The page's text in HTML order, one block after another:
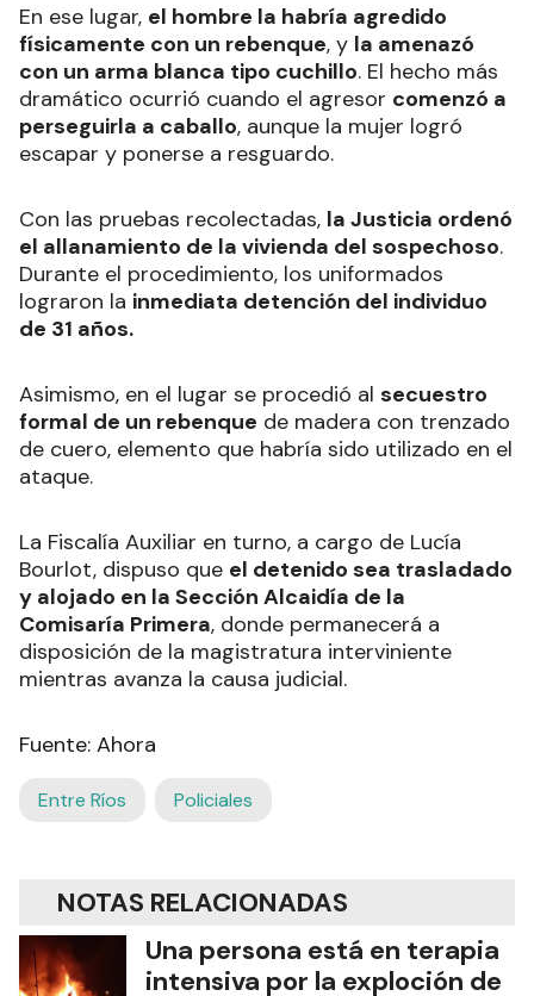
En ese lugar, el hombre la habría agredido
físicamente con un rebenque, y la amenazó
con un arma blanca tipo cuchillo. El hecho más
dramático ocurrió cuando el agresor comenzó a
perseguirla a caballo, aunque la mujer logró
escapar y ponerse a resguardo.
Con las pruebas recolectadas, la Justicia ordenó
el allanamiento de la vivienda del sospechoso.
Durante el procedimiento, los uniformados
lograron la inmediata detención del individuo
de 31 años.
Asimismo, en el lugar se procedió al secuestro
formal de un rebenque de madera con trenzado
de cuero, elemento que habría sido utilizado en el
ataque.
La Fiscalía Auxiliar en turno, a cargo de Lucía
Bourlot, dispuso que el detenido sea trasladado
y alojado en la Sección Alcaidía de la
Comisaría Primera, donde permanecerá a
disposición de la magistratura interviniente
mientras avanza la causa judicial.
Fuente: Ahora
Entre Ríos Policiales
NOTAS RELACIONADAS
Una persona está en terapia
intensiva por la exploción de